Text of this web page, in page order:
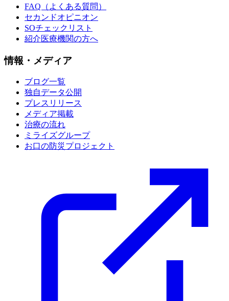
FAQ（よくある質問）
セカンドオピニオン
SOチェックリスト
紹介医療機関の方へ
情報・メディア
ブログ一覧
独自データ公開
プレスリリース
メディア掲載
治療の流れ
ミライズグループ
お口の防災プロジェクト